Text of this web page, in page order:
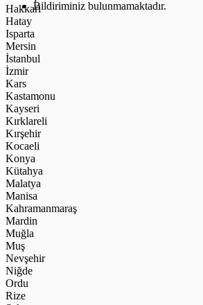
Bildiriminiz bulunmamaktadır.
Hakkari
Hatay
Isparta
Mersin
İstanbul
İzmir
Kars
Kastamonu
Kayseri
Kırklareli
Kırşehir
Kocaeli
Konya
Kütahya
Malatya
Manisa
Kahramanmaraş
Mardin
Muğla
Muş
Nevşehir
Niğde
Ordu
Rize